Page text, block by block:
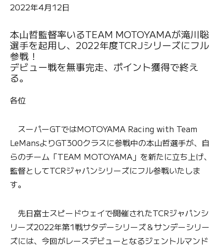
2022年4月12日
本山哲監督率いるTEAM MOTOYAMAが滝川聡
選手を起用し、2022年度TCRJシリーズにフル
参戦！
デビュー戦を無事完走、ポイント獲得で終え
る。
各位
スーパーGTではMOTOYAMA Racing with Team
LeMansよりGT300クラスに参戦中の本山哲選手が、自
らのチーム「TEAM MOTOYAMA」を新たに立ち上げ、
監督としてTCRジャパンシリーズにフル参戦いたしま
す。
先日富士スピードウェイで開催されたTCRジャパンシ
リーズ2022年第1戦サタデーシリーズ＆サンデーシリー
ズには、今回がレースデビューとなるジェントルマンド